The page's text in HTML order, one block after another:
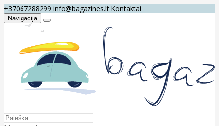
+37067288299 info@bagazines.lt Kontaktai
Navigacija